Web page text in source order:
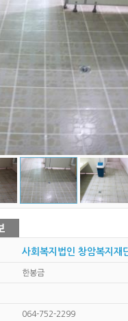
사회복지법인 창암복지재
한봉금
064-752-2299